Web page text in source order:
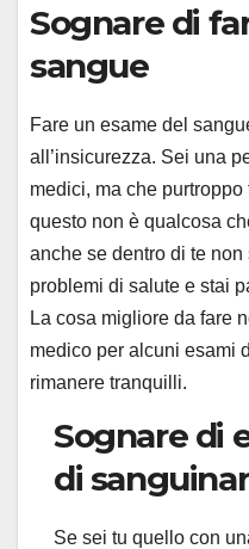
Sognare di
sangue
Fare un esame del
all’insicurezza. Sei una
medici, ma che
questo non è qualcosa
anche se dentro di te
problemi di salute e stai
La cosa migliore da fare
medico per alcuni esami
rimanere tranquilli.
Sognare di
di
Se sei tu quello con